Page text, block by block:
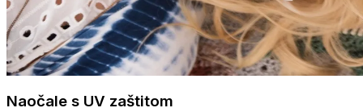
Naočale s UV zaštitom